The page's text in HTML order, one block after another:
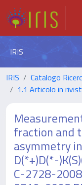
IRIS
IRIS Catalogo
1.1 Articolo in
fraction and
asymmetry
D(*+)D(*-
C-2728-